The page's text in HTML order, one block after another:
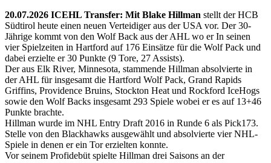
20.07.2026 ICEHL Transfer: Mit Blake Hillman stellt der HCB
Südtirol heute einen neuen Verteidiger aus der USA vor. Der 30-
Jährige kommt von den Wolf Back aus der AHL wo er In seinen
vier Spielzeiten in Hartford auf 176 Einsätze für die Wolf Pack und
dabei erzielte er 30 Punkte (9 Tore, 27 Assists).
Der aus Elk River, Minnesota, stammende Hillman absolvierte in
der AHL für insgesamt die Hartford Wolf Pack, Grand Rapids
Griffins, Providence Bruins, Stockton Heat und Rockford IceHogs
sowie den Wolf Backs insgesamt 293 Spiele wobei er es auf 13+46
Punkte brachte.
Hillman wurde im NHL Entry Draft 2016 in Runde 6 als Pick173.
Stelle von den Blackhawks ausgewählt und absolvierte vier NHL-
Spiele in denen er ein Tor erzielten konnte.
Vor seinem Profidebüt spielte Hillman drei Saisons an der